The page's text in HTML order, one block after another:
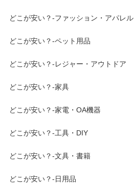
どこが安い？-ファッション・アパレル
どこが安い？-ペット用品
どこが安い？-レジャー・アウトドア
どこが安い？-家具
どこが安い？-家電・OA機器
どこが安い？-工具・DIY
どこが安い？-文具・書籍
どこが安い？-日用品